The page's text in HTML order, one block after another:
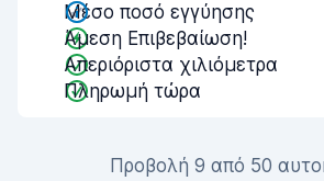
Μέσο ποσό εγγύησης
Άμεση Επιβεβαίωση!
Απεριόριστα χιλιόμετρα
Πληρωμή τώρα
Προβολή 9 από 50